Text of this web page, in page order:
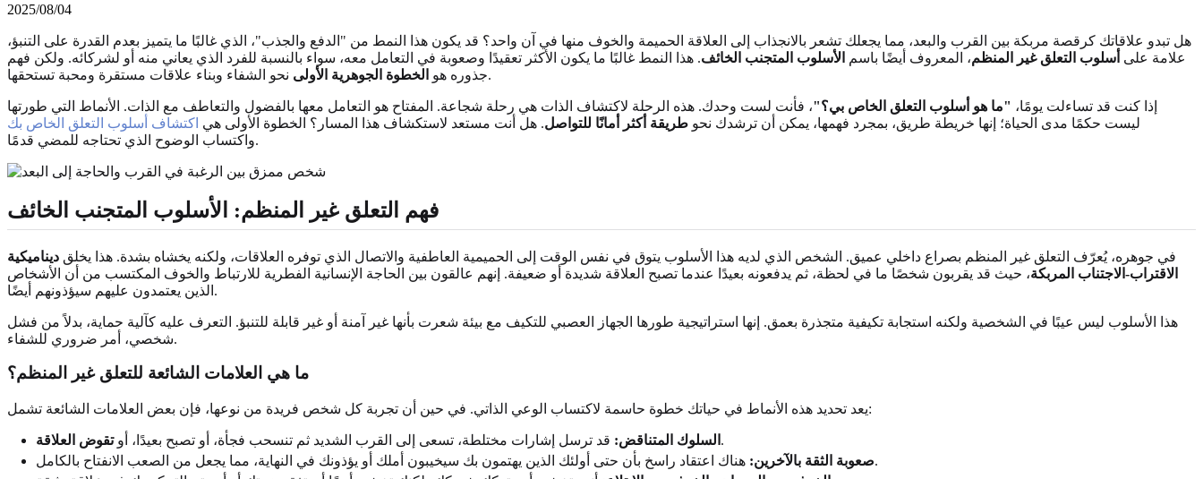
2025/08/04
هل تبدو علاقاتك كرقصة مربكة بين القرب والبعد، مما يجعلك تشعر بالانجذاب إلى العلاقة الحميمة والخوف منها في آن واحد؟ قد يكون هذا النمط من "الدفع والجذب"، الذي غالبًا ما يتميز بعدم القدرة على التنبؤ،
علامة على أسلوب التعلق غير المنظم، المعروف أيضًا باسم الأسلوب المتجنب الخائف. هذا النمط غالبًا ما يكون الأكثر تعقيدًا وصعوبة في التعامل معه، سواء بالنسبة للفرد الذي يعاني منه أو لشركائه. ولكن فهم
جذوره هو الخطوة الجوهرية الأولى نحو الشفاء وبناء علاقات مستقرة ومحبة تستحقها.
إذا كنت قد تساءلت يومًا، "ما هو أسلوب التعلق الخاص بي؟"، فأنت لست وحدك. هذه الرحلة لاكتشاف الذات هي رحلة شجاعة. المفتاح هو التعامل معها بالفضول والتعاطف مع الذات. الأنماط التي طورتها
ليست حكمًا مدى الحياة؛ إنها خريطة طريق، بمجرد فهمها، يمكن أن ترشدك نحو طريقة أكثر أمانًا للتواصل. هل أنت مستعد لاستكشاف هذا المسار؟ الخطوة الأولى هي اكتشاف أسلوب التعلق الخاص بك
واكتساب الوضوح الذي تحتاجه للمضي قدمًا.
فهم التعلق غير المنظم: الأسلوب المتجنب الخائف
في جوهره، يُعرّف التعلق غير المنظم بصراع داخلي عميق. الشخص الذي لديه هذا الأسلوب يتوق في نفس الوقت إلى الحميمية العاطفية والاتصال الذي توفره العلاقات، ولكنه يخشاه بشدة. هذا يخلق ديناميكية
الاقتراب-الاجتناب المربكة، حيث قد يقربون شخصًا ما في لحظة، ثم يدفعونه بعيدًا عندما تصبح العلاقة شديدة أو ضعيفة. إنهم عالقون بين الحاجة الإنسانية الفطرية للارتباط والخوف المكتسب من أن الأشخاص
الذين يعتمدون عليهم سيؤذونهم أيضًا.
هذا الأسلوب ليس عيبًا في الشخصية ولكنه استجابة تكيفية متجذرة بعمق. إنها استراتيجية طورها الجهاز العصبي للتكيف مع بيئة شعرت بأنها غير آمنة أو غير قابلة للتنبؤ. التعرف عليه كآلية حماية، بدلاً من فشل
شخصي، أمر ضروري للشفاء.
ما هي العلامات الشائعة للتعلق غير المنظم؟
يعد تحديد هذه الأنماط في حياتك خطوة حاسمة لاكتساب الوعي الذاتي. في حين أن تجربة كل شخص فريدة من نوعها، فإن بعض العلامات الشائعة تشمل:
السلوك المتناقض: قد ترسل إشارات مختلطة، تسعى إلى القرب الشديد ثم تنسحب فجأة، أو تصبح بعيدًا، أوتقوض العلاقة
.
صعوبة الثقة بالآخرين:هناك اعتقاد راسخ بأن حتى أولئك الذين يهتمون بك سيخيبون أملك أو يؤذونك في النهاية، مما يجعل من الصعب الانفتاح بالكامل.